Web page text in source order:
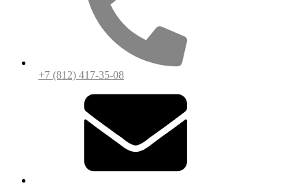
+7 (812) 417-35-08